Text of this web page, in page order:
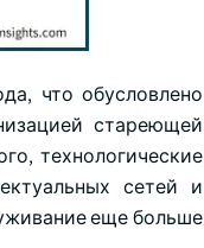
что обусловлено
стареющей
технологические
сетей и
еще больше